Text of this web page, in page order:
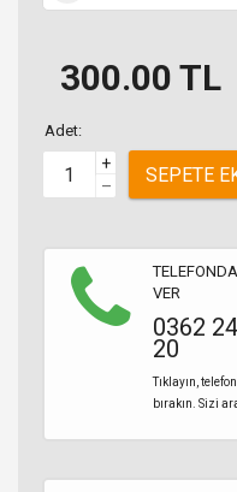
300.00 TL
Adet:
+
–
SEPETE
VER
0362
20
Tıklayın,
bırakın. Sizi